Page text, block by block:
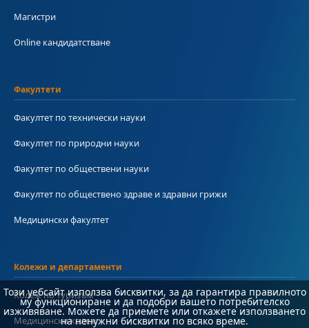
Магистри
Online кандидатстване
Факултети
Факултет по технически науки
Факултет по природни науки
Факултет по обществени науки
Факултет по обществено здраве и здравни грижи
Медицински факултет
Колежи и департаменти
Колеж по туризъм
Медицински колеж
Този уебсайт използва бисквитки, за да гарантира правилното
му функциониране и да подобри вашето потребителско
изживяване. Можете да приемете или откажете използването
на ненужни бисквитки по всяко време.